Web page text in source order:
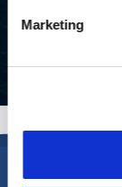
Marketing